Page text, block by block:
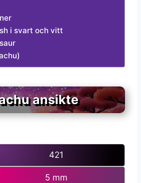
i svart och vitt
ansikte
421
5 mm